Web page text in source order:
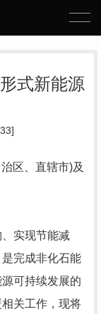
式新能源
区、直辖市)及
实现节能减
完成非化石能
可持续发展的
关工作，现将